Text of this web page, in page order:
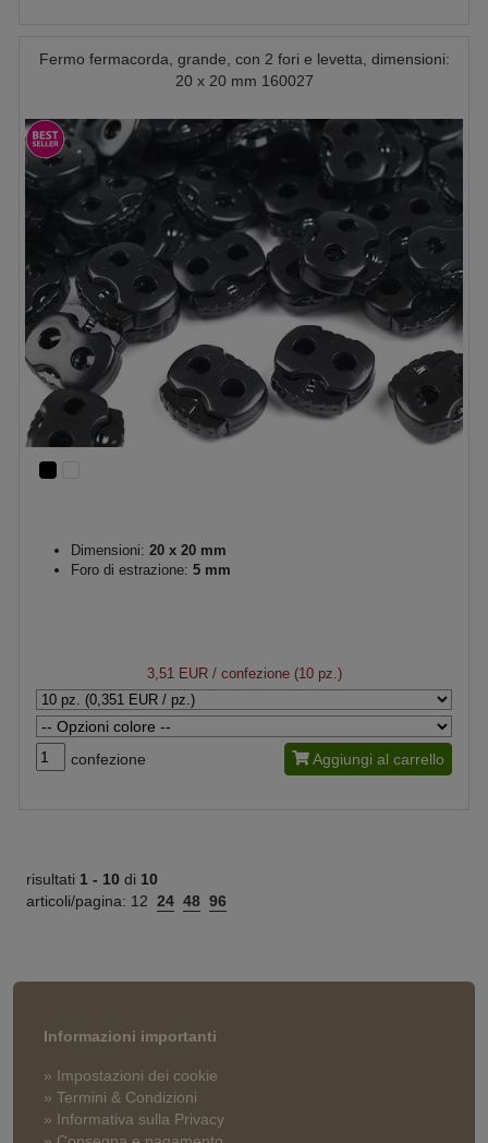
Fermo fermacorda, grande, con 2 fori e levetta, dimensioni:
20 x 20 mm 160027
Dimensioni: 20 x 20 mm
Foro di estrazione: 5 mm
3,51 EUR/ confezione (10 pz.)
confezione Aggiungi al carrello
risultati 1 - 10 di 10
articoli/pagina: 12 24 48 96
Informazioni importanti
» Impostazioni dei cookie
» Termini & Condizioni
» Informativa sulla Privacy